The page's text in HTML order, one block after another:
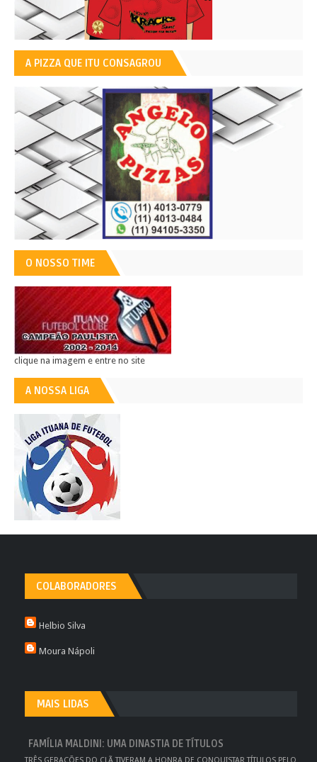
A PIZZA QUE ITU CONSAGROU
O NOSSO TIME
clique na imagem e entre no site
A NOSSA LIGA
COLABORADORES
Helbio Silva
Moura Nápoli
MAIS LIDAS
FAMÍLIA MALDINI: UMA DINASTIA DE TÍTULOS
TRÊS GERAÇÕES DO CLÃ TIVERAM A HONRA DE CONQUISTAR TÍTULOS PELO